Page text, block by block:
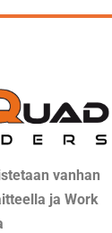
vanhan
ja Work